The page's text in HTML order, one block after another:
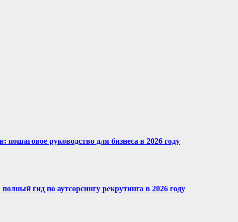
руководство для бизнеса в 2026 году
гид по аутсорсингу рекрутинга в 2026 году